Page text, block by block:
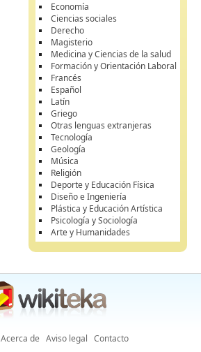
Economía
Ciencias sociales
Derecho
Magisterio
Medicina y Ciencias de la salud
Formación y Orientación Laboral
Francés
Español
Latín
Griego
Otras lenguas extranjeras
Tecnología
Geología
Música
Religión
Deporte y Educación Física
Diseño e Ingeniería
Plástica y Educación Artística
Psicología y Sociología
Arte y Humanidades
Acerca de Aviso legal Contacto